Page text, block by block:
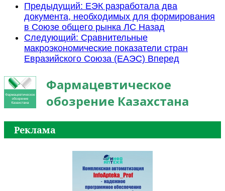
Предыдущий: ЕЭК разработала два
документа, необходимых для формирования
в Союзе общего рынка ЛС Назад
Следующий: Сравнительные
макроэкономические показатели стран
Евразийского Союза (ЕАЭС) Вперед
Фармацевтическое
обозрение Казахстана
Реклама